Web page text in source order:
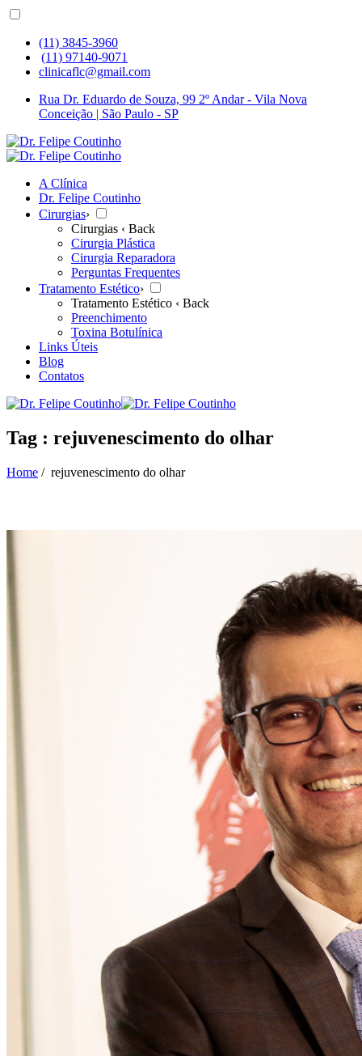
(11) 3845-3960
(11) 97140-9071
clinicaflc@gmail.com
Rua Dr. Eduardo de Souza, 99 2º Andar - Vila Nova
Conceição | São Paulo - SP
A Clínica
Dr. Felipe Coutinho
Cirurgias›
Cirurgias ‹ Back
Cirurgia Plástica
Cirurgia Reparadora
Perguntas Frequentes
Tratamento Estético›
Tratamento Estético ‹ Back
Preenchimento
Toxina Botulínica
Links Úteis
Blog
Contatos
Tag : rejuvenescimento do olhar
Home / rejuvenescimento do olhar